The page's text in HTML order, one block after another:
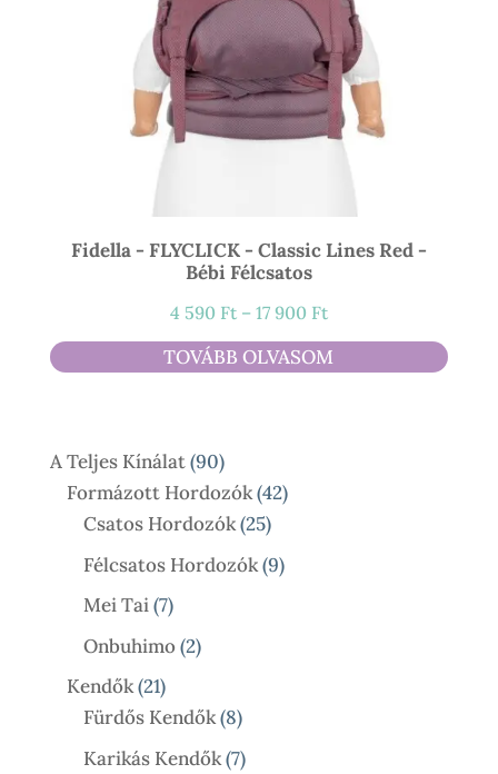
Fidella - FLYCLICK - Classic Lines Red -
Bébi Félcsatos
4 590 Ft – 17 900 FtÁrtartomány:
4
590 Ft
TOVÁBB OLVASOM
A Teljes Kínálat 9090
Termék
Formázott Hordozók 4242
Csatos Hordozók 2525
Termék
Félcsatos Hordozók 99
Mei Tai 77
Termék
Onbuhimo 22
Kendők 2121
Termék
Fürdős Kendők 88
Termék
Karikás Kendők 77